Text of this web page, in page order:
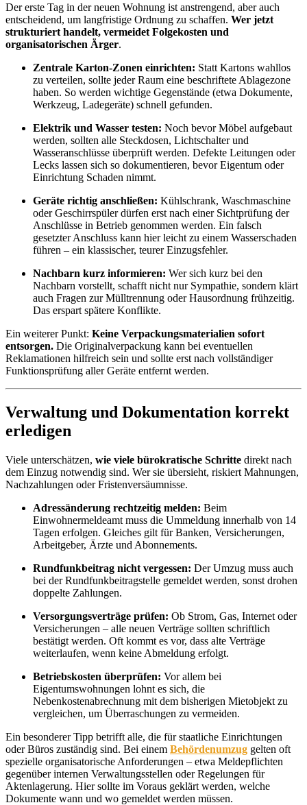
Der erste Tag in der neuen Wohnung ist anstrengend, aber auch
entscheidend, um langfristige Ordnung zu schaffen. Wer jetzt
strukturiert handelt, vermeidet Folgekosten und
organisatorischen Ärger.
Zentrale Karton-Zonen einrichten: Statt Kartons wahllos
zu verteilen, sollte jeder Raum eine beschriftete Ablagezone
haben. So werden wichtige Gegenstände (etwa Dokumente,
Werkzeug, Ladegeräte) schnell gefunden.
Elektrik und Wasser testen: Noch bevor Möbel aufgebaut
werden, sollten alle Steckdosen, Lichtschalter und
Wasseranschlüsse überprüft werden. Defekte Leitungen oder
Lecks lassen sich so dokumentieren, bevor Eigentum oder
Einrichtung Schaden nimmt.
Geräte richtig anschließen: Kühlschrank, Waschmaschine
oder Geschirrspüler dürfen erst nach einer Sichtprüfung der
Anschlüsse in Betrieb genommen werden. Ein falsch
gesetzter Anschluss kann hier leicht zu einem Wasserschaden
führen – ein klassischer, teurer Einzugsfehler.
Nachbarn kurz informieren: Wer sich kurz bei den
Nachbarn vorstellt, schafft nicht nur Sympathie, sondern klärt
auch Fragen zur Mülltrennung oder Hausordnung frühzeitig.
Das erspart spätere Konflikte.
Ein weiterer Punkt: Keine Verpackungsmaterialien sofort
entsorgen. Die Originalverpackung kann bei eventuellen
Reklamationen hilfreich sein und sollte erst nach vollständiger
Funktionsprüfung aller Geräte entfernt werden.
Verwaltung und Dokumentation korrekt
erledigen
Viele unterschätzen, wie viele bürokratische Schritte direkt nach
dem Einzug notwendig sind. Wer sie übersieht, riskiert Mahnungen,
Nachzahlungen oder Fristenversäumnisse.
Adressänderung rechtzeitig melden: Beim
Einwohnermeldeamt muss die Ummeldung innerhalb von 14
Tagen erfolgen. Gleiches gilt für Banken, Versicherungen,
Arbeitgeber, Ärzte und Abonnements.
Rundfunkbeitrag nicht vergessen: Der Umzug muss auch
bei der Rundfunkbeitragstelle gemeldet werden, sonst drohen
doppelte Zahlungen.
Versorgungsverträge prüfen: Ob Strom, Gas, Internet oder
Versicherungen – alle neuen Verträge sollten schriftlich
bestätigt werden. Oft kommt es vor, dass alte Verträge
weiterlaufen, wenn keine Abmeldung erfolgt.
Betriebskosten überprüfen: Vor allem bei
Eigentumswohnungen lohnt es sich, die
Nebenkostenabrechnung mit dem bisherigen Mietobjekt zu
vergleichen, um Überraschungen zu vermeiden.
Ein besonderer Tipp betrifft alle, die für staatliche Einrichtungen
oder Büros zuständig sind. Bei einem Behördenumzug gelten oft
spezielle organisatorische Anforderungen – etwa Meldepflichten
gegenüber internen Verwaltungsstellen oder Regelungen für
Aktenlagerung. Hier sollte im Voraus geklärt werden, welche
Dokumente wann und wo gemeldet werden müssen.